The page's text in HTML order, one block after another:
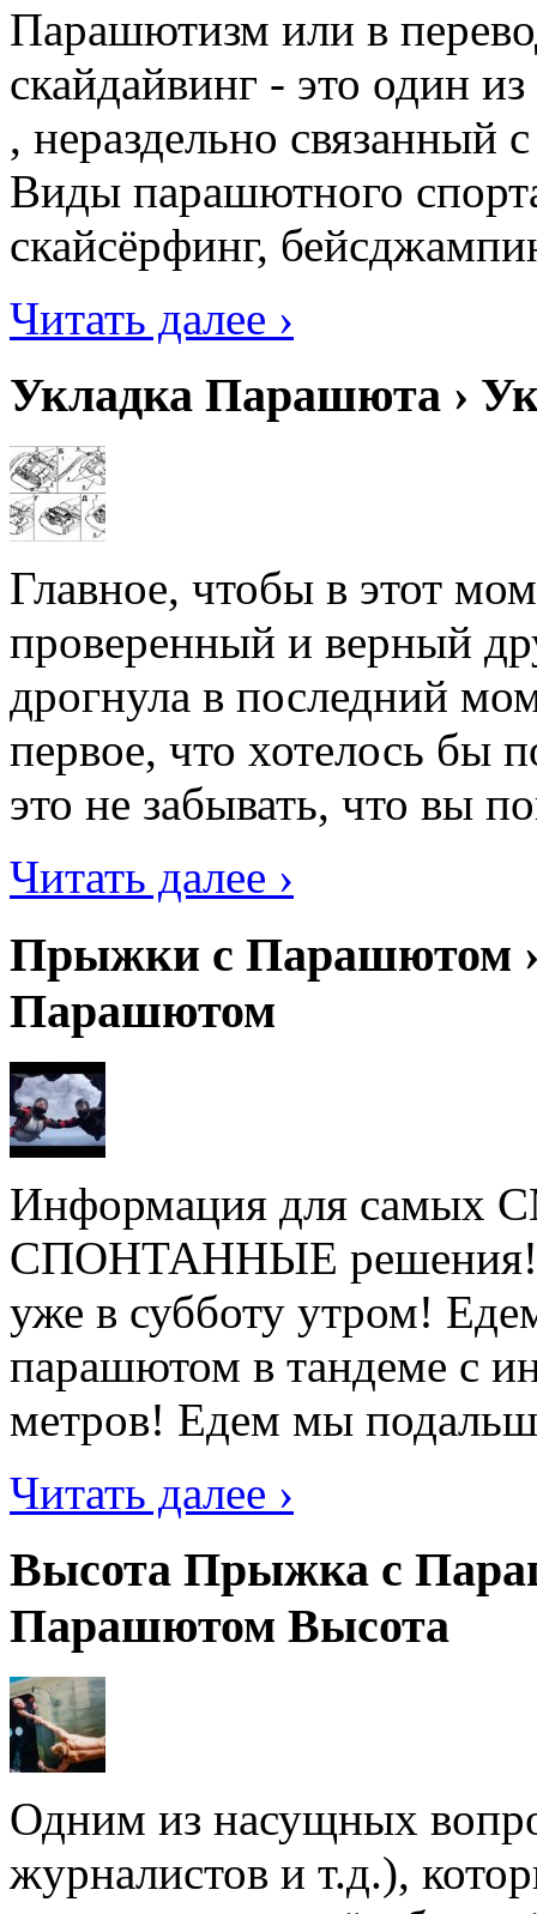
Парашютизм или в
скайдайвинг - это один
, нераздельно
Виды парашютного
скайсёрфинг,
Читать далее ›
Укладка Парашюта ›
Главное, чтобы в этот
проверенный и верный
дрогнула в последний
первое, что хотелось бы
это не забывать, что вы
Читать далее ›
Прыжки с Парашютом
Парашютом
Информация для
СПОНТАННЫЕ решения!
уже в субботу утром!
парашютом в тандеме с
метров! Едем мы
Читать далее ›
Высота Прыжка с
Парашютом Высота
Одним из насущных
журналистов и т.д.),